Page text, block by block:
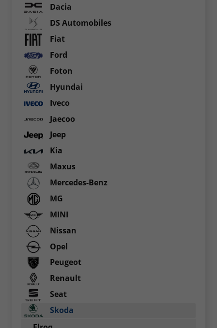
Dacia
DS Automobiles
Fiat
Ford
Foton
Hyundai
Iveco
Jaecoo
Jeep
Kia
Maxus
Mercedes-Benz
MG
MINI
Nissan
Opel
Peugeot
Renault
Seat
Skoda